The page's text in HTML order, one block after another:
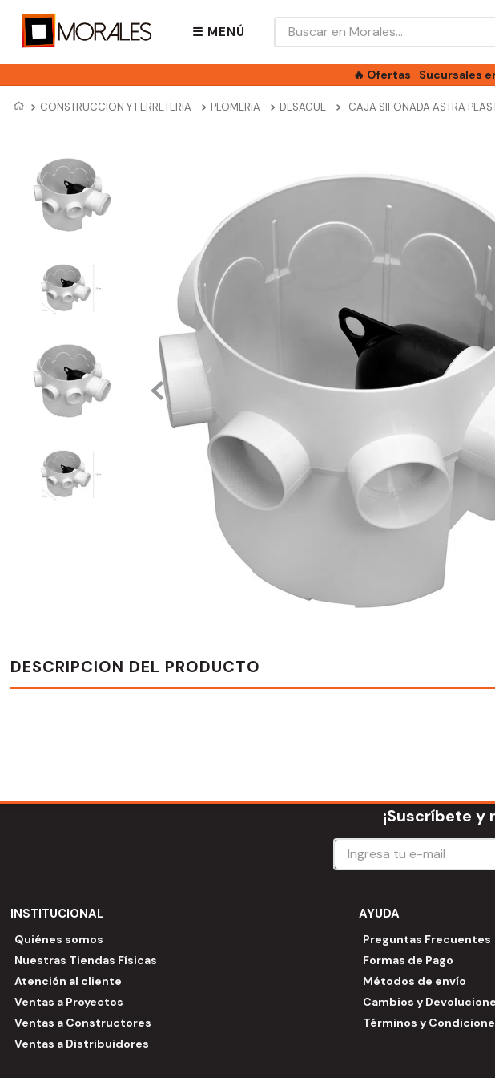
☰ MENÚ
Buscar en Morales...
🔥 Ofertas Sucursales
CONSTRUCCION Y FERRETERIA PLOMERIA DESAGUE CAJA SIFONADA ASTRA
DESCRIPCION DEL PRODUCTO
¡Suscríbete
INSTITUCIONAL
Quiénes somos
Nuestras Tiendas Físicas
Atención al cliente
Ventas a Proyectos
Ventas a Constructores
Ventas a Distribuidores
AYUDA
Preguntas Frecuentes
Formas de Pago
Métodos de envío
Cambios y
Términos y